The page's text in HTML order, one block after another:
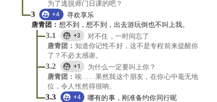
为了逃脱师门日课的吧？
3 +4
寻欢享乐
唐青团 ： 想不到，想不到，出去游玩倒也不叫上我。
3.1 +3
对不住，一时间忘了
唐青团 ： 知道你记性不好，这不是专程前来提醒你
了？不必太感谢。
3.2 +1
为什么一定要叫上你？
唐青团 ： 唉……果然我这个朋友，在你心中毫无地
位，令人怅然得很呐。
3.3 +4
哪有的事，刚准备约你同行呢